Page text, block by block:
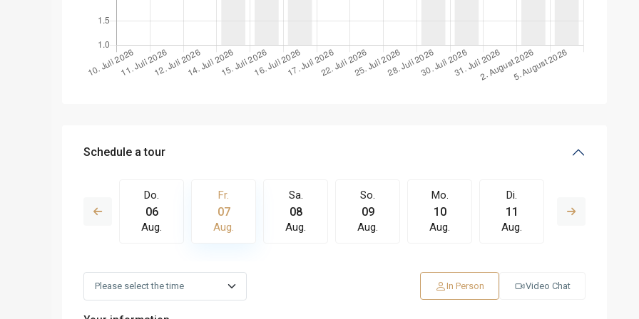
Schedule a tour
Do.
06
Aug.
Fr.
07
Aug.
Sa.
08
Aug.
So.
09
Aug.
Mo.
10
Aug.
Di.
11
Aug.
In Person Video Chat